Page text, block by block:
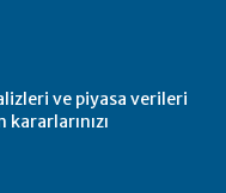
ve piyasa verileri